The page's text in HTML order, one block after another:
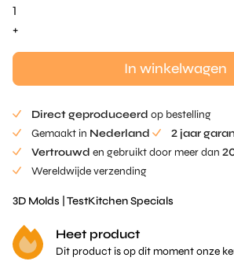
Maltitol
Ei
+
In winkelwagen
Direct geproduceerd op bestelling
Gemaakt in Nederland 2 jaar
Vertrouwd en gebruikt door meer dan
Wereldwijde verzending
3D Molds TestKitchen Specials
Heet product
Dit product is op dit moment onze